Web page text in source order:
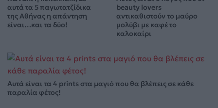
αυτά τα 5 παγωτατζίδικα
της Αθήνας η απάντηση
είναι…και τα δύο!
beauty lovers
αντικαθιστούν το μαύρο
μολύβι με καφέ το
καλοκαίρι
Αυτά είναι τα 4 prints στα μαγιό που θα βλέπεις σε κάθε
παραλία φέτος!